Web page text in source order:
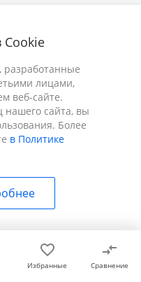
лицами,
веб-сайте.
нашего сайта, вы
Более
в Политике
Избранные Сравнение
Избранные Сравнение
звонок
9 "А" ООО "ПРИЗМ"
защищены